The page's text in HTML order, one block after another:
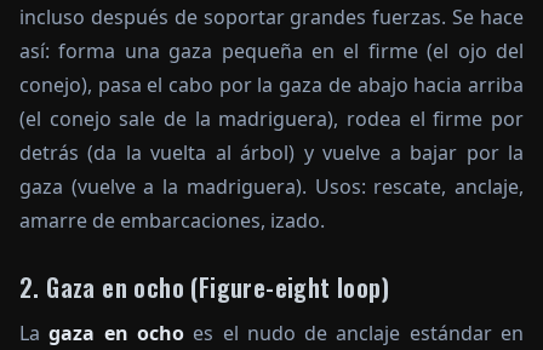
incluso después de soportar grandes fuerzas. Se hace
así: forma una gaza pequeña en el firme (el ojo del
conejo), pasa el cabo por la gaza de abajo hacia arriba
(el conejo sale de la madriguera), rodea el firme por
detrás (da la vuelta al árbol) y vuelve a bajar por la
gaza (vuelve a la madriguera). Usos: rescate, anclaje,
amarre de embarcaciones, izado.
2. Gaza en ocho (Figure-eight loop)
Lagaza en ochoes el nudo de anclaje estándar en